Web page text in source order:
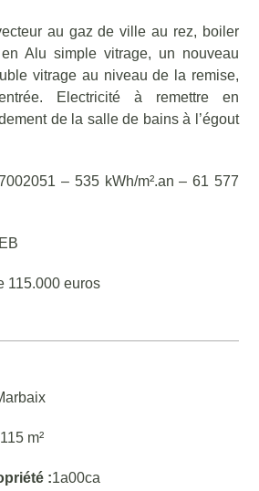
au gaz de ville au rez, boiler
Alu simple vitrage, un nouveau
vitrage au niveau de la remise,
Electricité à remettre en
de la salle de bains à l’égout
– 535 kWh/m².an – 61 577
115.000 euros
115 m²
:1a00ca